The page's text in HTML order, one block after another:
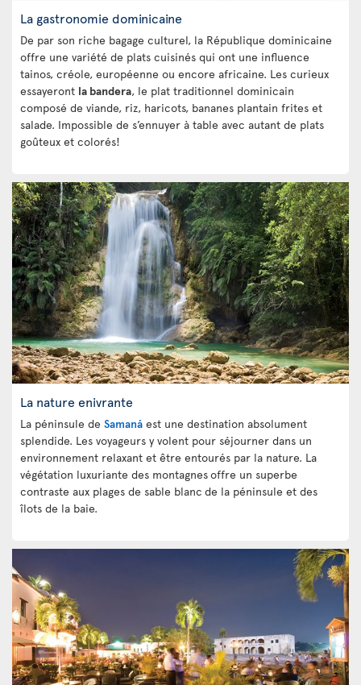
La gastronomie dominicaine
De par son riche bagage culturel, la République dominicaine
offre une variété de plats cuisinés qui ont une influence
tainos, créole, européenne ou encore africaine. Les curieux
essayeront la bandera, le plat traditionnel dominicain
composé de viande, riz, haricots, bananes plantain frites et
salade. Impossible de s’ennuyer à table avec autant de plats
goûteux et colorés!
La nature enivrante
La péninsule de Samaná est une destination absolument
splendide. Les voyageurs y volent pour séjourner dans un
environnement relaxant et être entourés par la nature. La
végétation luxuriante des montagnesoffre un superbe
contraste aux plages de sable blanc de la péninsule et des
îlots de la baie.